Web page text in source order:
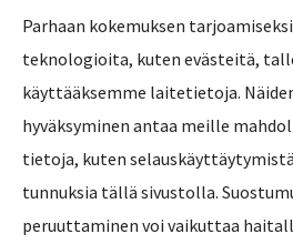
Parhaan kokemuksen
teknologioita, kuten evästeitä,
käyttääksemme laitetietoja.
hyväksyminen antaa meille
tietoja, kuten
tunnuksia tällä sivustolla.
peruuttaminen voi vaikuttaa
Tilaa uutiskirje